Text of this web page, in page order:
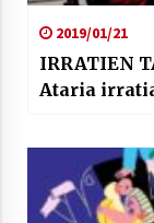
2019/01/21
IRRATIEN
Ataria